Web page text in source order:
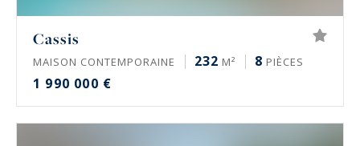
Cassis
MAISON CONTEMPORAINE 232 M² 8 PIÈCES
1 990 000 €